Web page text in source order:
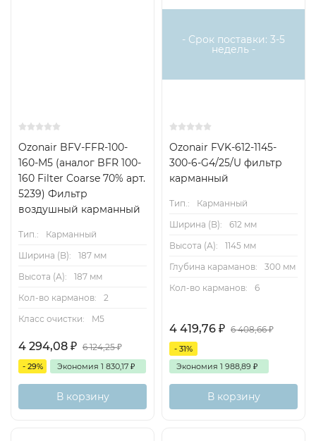
Ozonair BFV-FFR-100-
160-M5 (аналог BFR 100-
160 Filter Coarse 70% арт.
5239) Фильтр
воздушный карманный
Тип.:
Карманный
Ширина (B):
187 мм
Высота (А):
187 мм
Кол-во карманов:
2
Класс очистки:
M5
4 294,08 ₽ 6 124,25₽
- 29% Экономия 1 830,17 ₽
В корзину
- Срок поставки: 3-5
недель -
Ozonair FVK-612-1145-
300-6-G4/25/U фильтр
карманный
Тип.:
Карманный
Ширина (B):
612 мм
Высота (А):
1145 мм
Глубина караманов:
300 мм
Кол-во карманов:
6
4 419,76 ₽ 6 408,66₽
- 31%
Экономия 1 988,89 ₽
В корзину